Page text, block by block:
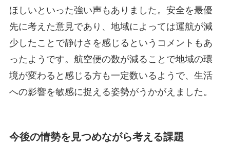
ほしいといった強い声もありました。安全を最優
先に考えた意見であり、地域によっては運航が減
少したことで静けさを感じるというコメントもあ
ったようです。航空便の数が減ることで地域の環
境が変わると感じる方も一定数いるようで、生活
への影響を敏感に捉える姿勢がうかがえました。
今後の情勢を見つめながら考える課題